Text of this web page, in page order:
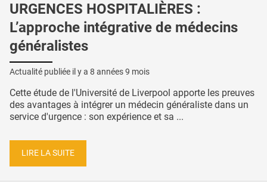
URGENCES HOSPITALIÈRES :
L’approche intégrative de médecins
généralistes
Actualité publiée il y a 8 années 9 mois
Cette étude de l'Université de Liverpool apporte les preuves
des avantages à intégrer un médecin généraliste dans un
service d'urgence : son expérience et sa ...
LIRE LA SUITE